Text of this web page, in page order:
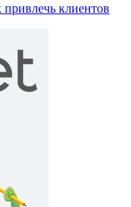
клиентов